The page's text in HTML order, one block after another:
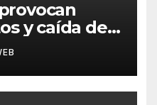
y caída de
graves en